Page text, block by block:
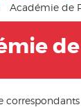
Académie de